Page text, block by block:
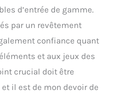
d’entrée de gamme.
par un revêtement
confiance quant
et aux jeux des
crucial doit être
il est de mon devoir de